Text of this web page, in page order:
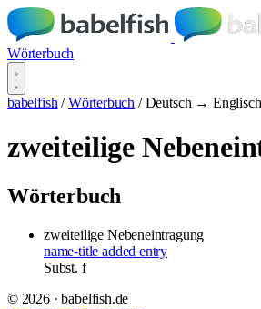
Wörterbuch
babelfish / Wörterbuch / Deutsch → Englisch
zweiteilige
Wörterbuch
zweiteilige Nebeneintragung
name-title added entry
Subst. f
© 2026 · babelfish.de